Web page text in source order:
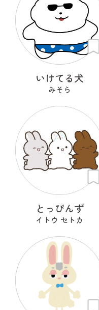
いけてる犬
みそら
とっぴんず
イトウ セトカ